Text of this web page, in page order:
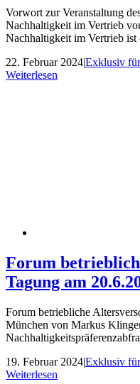
Vorwort zur Veranstaltung
Nachhaltigkeit im Vertrieb
Nachhaltigkeit im Vertrieb ist
22. Februar 2024|Exklusiv
Weiterlesen
Forum
Tagung am
Forum betriebliche
München von Markus
19. Februar 2024|Exklusiv
Weiterlesen